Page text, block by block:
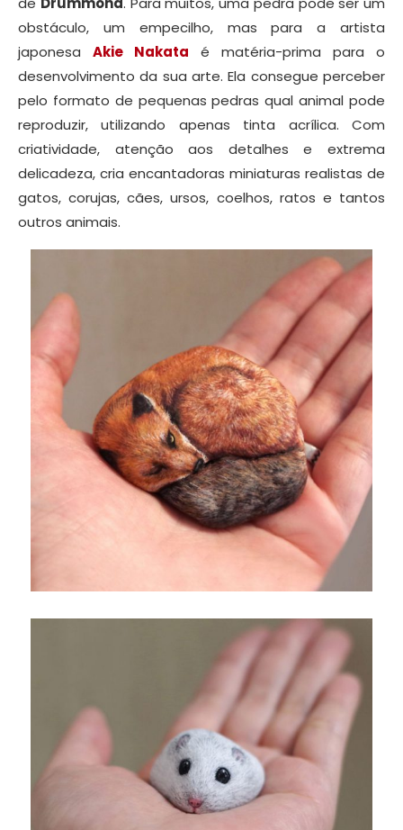
obstáculo, um empecilho, mas para a artista
japonesa Akie Nakata é matéria-prima para o
desenvolvimento da sua arte. Ela consegue perceber
pelo formato de pequenas pedras qual animal pode
reproduzir, utilizando apenas tinta acrílica. Com
criatividade, atenção aos detalhes e extrema
delicadeza, cria encantadoras miniaturas realistas de
gatos, corujas, cães, ursos, coelhos, ratos e tantos
outros animais.